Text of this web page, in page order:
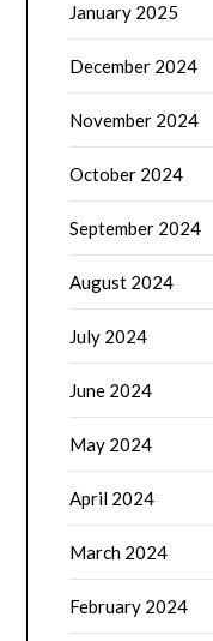
January 2025
December 2024
November 2024
October 2024
September 2024
August 2024
July 2024
June 2024
May 2024
April 2024
March 2024
February 2024